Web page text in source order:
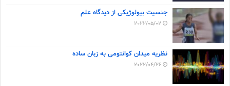
جنسیت بیولوژیکی از دیدگاه علم
2022/05/02
نظریه میدان کوانتومی به زبان ساده
2022/04/26